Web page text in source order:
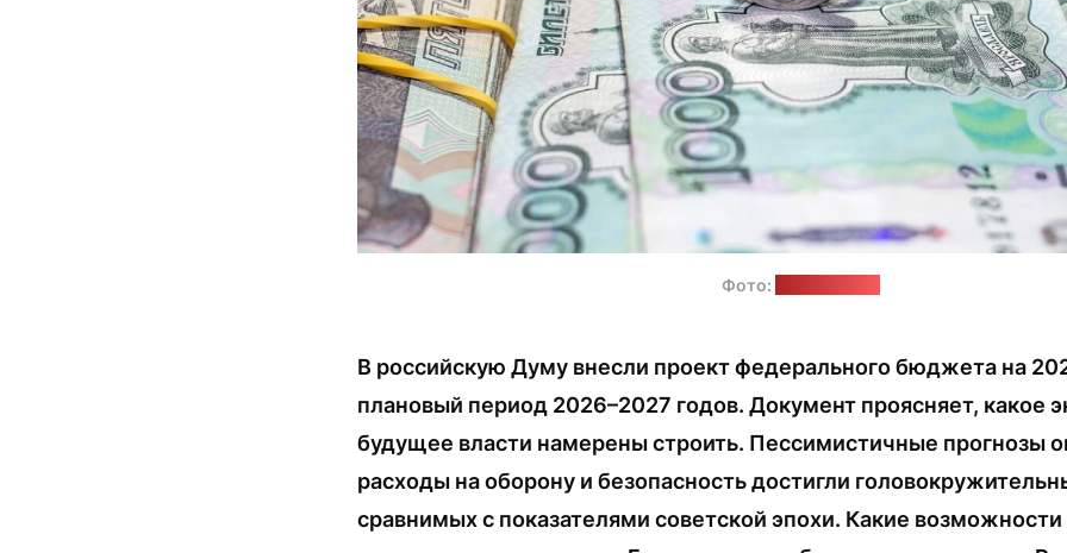
Фото:
В российскую Думу внесли проект федерального бюджета на
плановый период 2026–2027 годов. Документ проясняет, какое
будущее власти намерены строить. Пессимистичные прогнозы
расходы на оборону и безопасность достигли
сравнимых с показателями советской эпохи. Какие возможности